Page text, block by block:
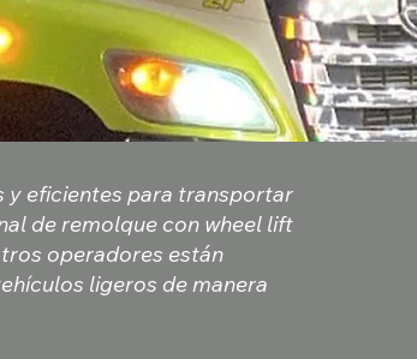
y eficientes para transportar
de remolque con wheel lift
operadores están
ligeros de manera